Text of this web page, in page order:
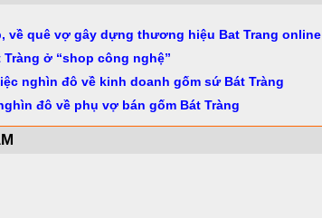
về quê vợ gây dựng thương hiệu Bat Trang online
Tràng ở “shop công nghệ”
nghìn đô về kinh doanh gốm sứ Bát Tràng
đô về phụ vợ bán gốm Bát Tràng